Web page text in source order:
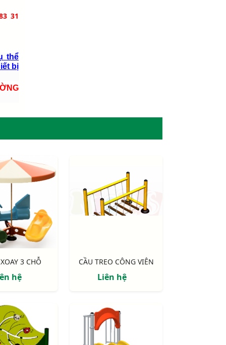
31
thể
bị
3 CHỖ
hệ
CẦU TREO CÔNG VIÊN
Liên hệ